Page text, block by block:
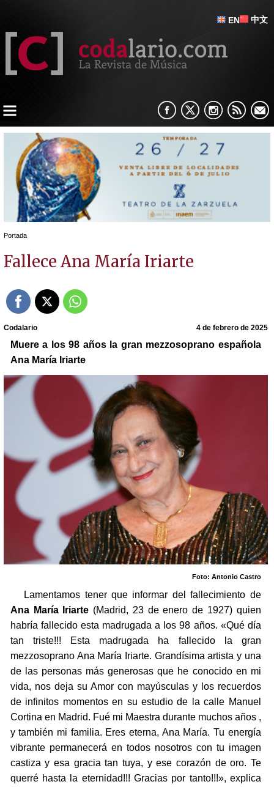
EN 中文
Portada
Fallece Ana María Iriarte
Codalario 4 de febrero de 2025
Muere a los 98 años la gran mezzosoprano española
Ana María Iriarte
Foto: Antonio Castro
Lamentamos tener que informar del fallecimiento de
Ana María Iriarte (Madrid, 23 de enero de 1927) quien
habría fallecido esta madrugada a los 98 años. «Qué día
tan triste!!! Esta madrugada ha fallecido la gran
mezzosoprano Ana María Iriarte. Grandísima artista y una
de las personas más generosas que he conocido en mi
vida, nos deja su Amor con mayúsculas y los recuerdos
de infinitos momentos en su estudio de la calle Manuel
Cortina en Madrid. Fué mi Maestra durante muchos años ,
y también mi familia. Eres eterna, Ana María. Tu energía
vibrante permanecerá en todos nosotros con tu imagen
castiza y esa gracia tan tuya, y ese corazón de oro. Te
querré hasta la eternidad!!! Gracias por tanto!!!», explica